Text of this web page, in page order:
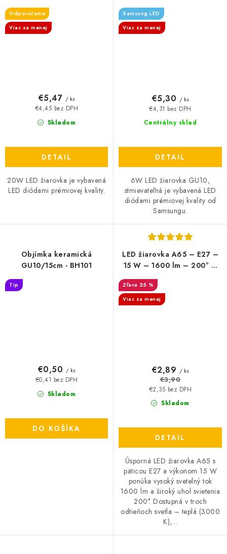
Odporúčame
Viac za menej
Skladom
€4,45 bez DPH
€5,47 / ks
DETAIL
20W LED žiarovka je vybavená
LED diódami prémiovej kvality.
Samsung LED
Viac za menej
Centrálny sklad
€4,31 bez DPH
€5,30 / ks
DETAIL
6W LED žiarovka GU10,
stmievateľná je vybavená LED
diódami prémiovej kvality od
Samsungu.
Objímka keramická
GU10/15cm - BH101
Tip
Skladom
€0,41 bez DPH
€0,50 / ks
DO KOŠÍKA
LED žiarovka A65 – E27 –
15 W – 1600 lm – 200° –
3000 K / 4000 K / 6500 K
25 %
Viac za menej
Skladom
€2,35 bez DPH
€2,89 / ks
€3,90
DETAIL
Úsporná LED žiarovka A65 s
päticou E27 a výkonom 15 W
ponúka vysoký svetelný tok
1600 lm a široký uhol svietenia
200°. Dostupná v troch
odtieňoch svetla – teplá (3000
K),...